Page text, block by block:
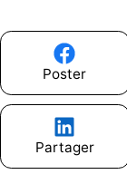
Poster
Partager